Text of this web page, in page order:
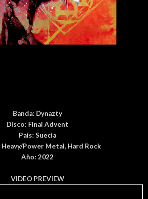
Banda: Dynazty
Disco: Final Advent
País: Suecia
Heavy/Power Metal, Hard Rock
Año: 2022
VIDEO PREVIEW